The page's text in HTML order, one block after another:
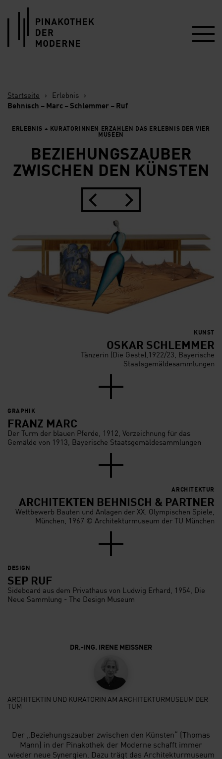
Startseite › Erlebnis ›
Behnisch – Marc – Schlemmer – Ruf
ERLEBNIS + KURATORINNEN ERZÄHLEN DAS ERLEBNIS DER VIER
MUSEEN
BEZIEHUNGSZAUBER
ZWISCHEN DEN KÜNSTEN
KUNST
OSKAR SCHLEMMER
Tänzerin (Die Geste),1922/23, Bayerische
Staatsgemäldesammlungen
GRAPHIK
FRANZ MARC
Der Turm der blauen Pferde, 1912, Vorzeichnung für das
Gemälde von 1913, Bayerische Staatsgemäldesammlungen
ARCHITEKTUR
ARCHITEKTEN BEHNISCH & PARTNER
Wettbewerb Bauten und Anlagen der XX. Olympischen Spiele,
München, 1967 © Architekturmuseum der TU München
DESIGN
SEP RUF
Sideboard aus dem Privathaus von Ludwig Erhard, 1954, Die
Neue Sammlung - The Design Museum
DR.-ING. IRENE MEISSNER
ARCHITEKTIN UND KURATORIN AM ARCHITEKTURMUSEUM DER
TUM
Der „Beziehungszauber zwischen den Künsten“ (Thomas
Mann) in der Pinakothek der Moderne schafft immer
wieder neue Synergien. Dazu trägt das Architekturmuseum